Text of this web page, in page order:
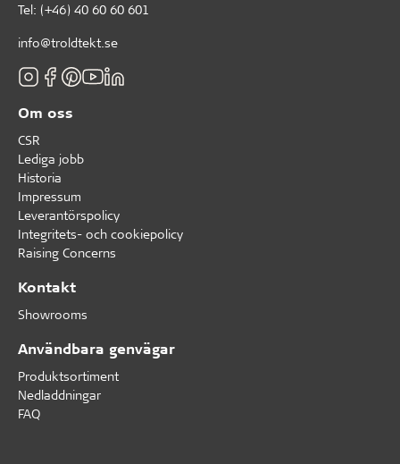
Tel: (+46) 40 60 60 601
info@troldtekt.se
Om oss
CSR
Lediga jobb
Historia
Impressum
Leverantörspolicy
Integritets- och cookiepolicy
Raising Concerns
Kontakt
Showrooms
Användbara genvägar
Produktsortiment
Nedladdningar
FAQ